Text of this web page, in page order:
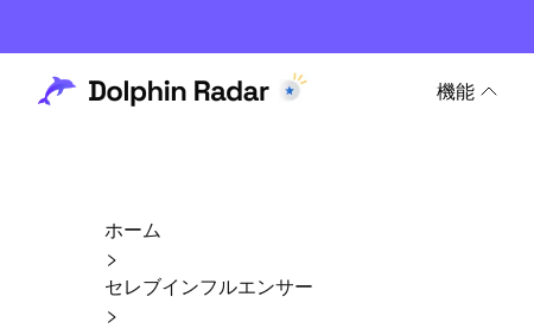
機能
ホーム
セレブインフルエンサー